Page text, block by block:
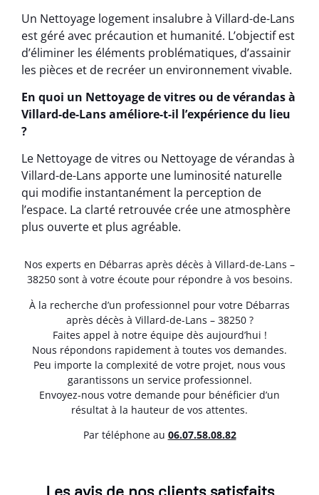
Un Nettoyage logement insalubre à Villard-de-Lans
est géré avec précaution et humanité. L’objectif est
d’éliminer les éléments problématiques, d’assainir
les pièces et de recréer un environnement vivable.
En quoi un Nettoyage de vitres ou de vérandas à
Villard-de-Lans améliore-t-il l’expérience du lieu
?
Le Nettoyage de vitres ou Nettoyage de vérandas à
Villard-de-Lans apporte une luminosité naturelle
qui modifie instantanément la perception de
l’espace. La clarté retrouvée crée une atmosphère
plus ouverte et plus agréable.
Nos experts en Débarras après décès à Villard-de-Lans –
38250 sont à votre écoute pour répondre à vos besoins.
À la recherche d’un professionnel pour votre Débarras
après décès à Villard-de-Lans – 38250 ?
Faites appel à notre équipe dès aujourd’hui !
Nous répondons rapidement à toutes vos demandes.
Peu importe la complexité de votre projet, nous vous
garantissons un service professionnel.
Envoyez-nous votre demande pour bénéficier d’un
résultat à la hauteur de vos attentes.
Par téléphone au 06.07.58.08.82
Les avis de nos clients satisfaits